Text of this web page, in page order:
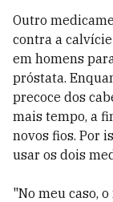
Outro
contra a
em homens
próstata.
precoce dos
mais tempo, a
novos fios. Por
usar os dois
"No meu caso,